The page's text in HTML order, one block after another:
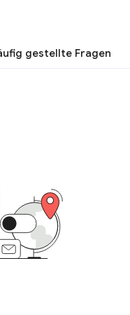
gestellte Fragen